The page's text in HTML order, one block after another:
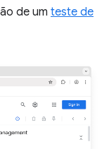
de um teste de